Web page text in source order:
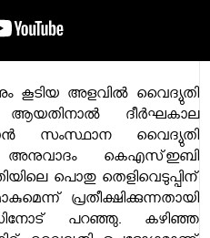
കൂടിയ അളവിൽ വൈദ്യുതി
ആയതിനാൽ ദീർഘകാല
സംസ്ഥാന വൈദ്യുതി
അനുവാദം കെഎസ്ഇബി
പൊതു തെളിവെടുപ്പിന്
പ്രതീക്ഷിക്കുന്നതായി
പറഞ്ഞു. കഴിഞ്ഞ